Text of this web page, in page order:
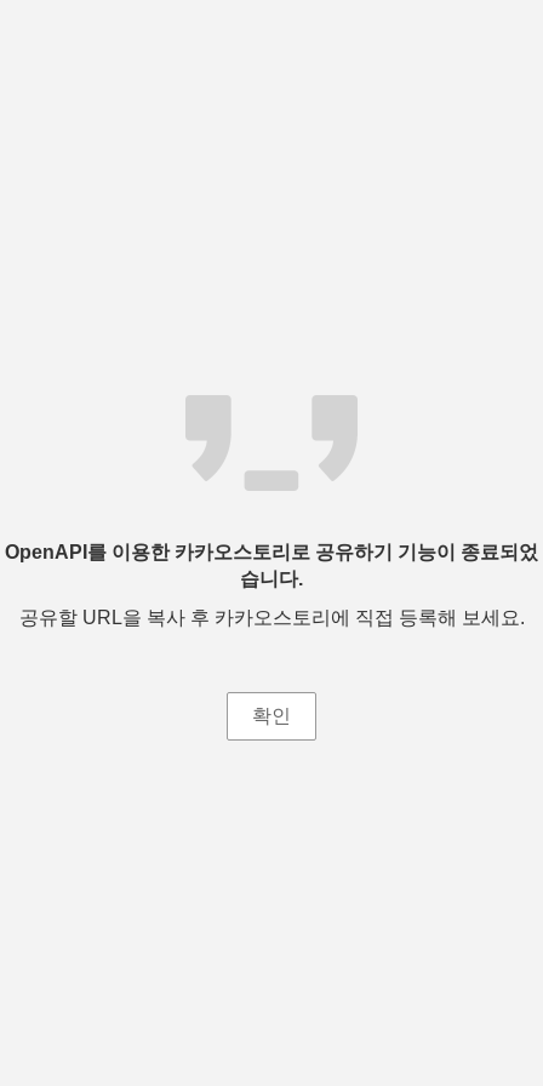
OpenAPI를 이용한 카카오스토리로 공유하기 기능이 종료되었
습니다.
공유할 URL을 복사 후 카카오스토리에 직접 등록해 보세요.
확인